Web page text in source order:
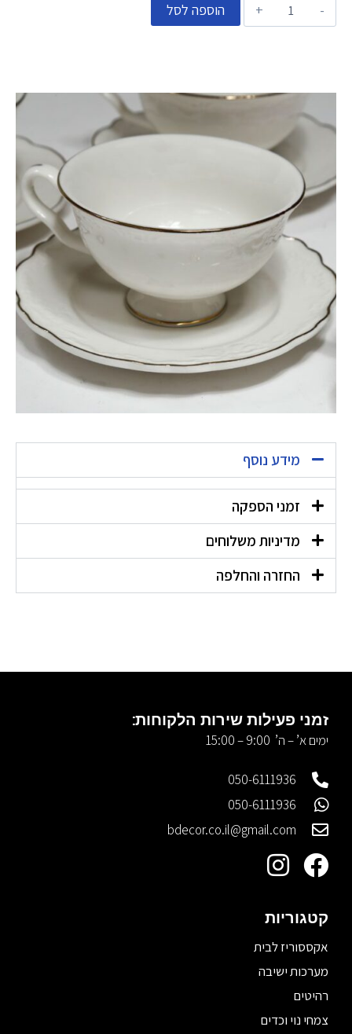
הוספה לסל
מידע נוסף
זמני הספקה
מדיניות משלוחים
החזרה והחלפה
זמני פעילות שירות הלקוחות:
ימים א’ – ה’ 9:00 – 15:00
050-6111936
050-6111936
bdecor.co.il@gmail.com
קטגוריות
אקססוריז לבית
מערכות ישיבה
רהיטים
צמחי נוי וכדים